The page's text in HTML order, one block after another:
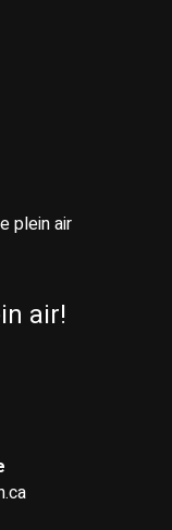
plein air
air!